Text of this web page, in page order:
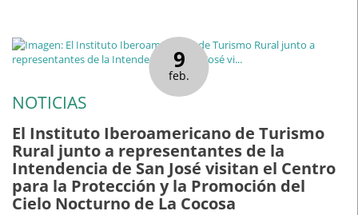
9
feb.
NOTICIAS
El Instituto Iberoamericano de Turismo
Rural junto a representantes de la
Intendencia de San José visitan el Centro
para la Protección y la Promoción del
Cielo Nocturno de La Cocosa